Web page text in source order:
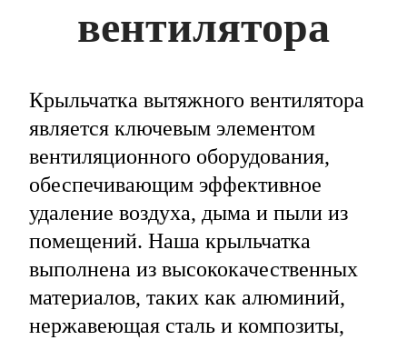
вентилятора
Крыльчатка вытяжного вентилятора
является ключевым элементом
вентиляционного оборудования,
обеспечивающим эффективное
удаление воздуха, дыма и пыли из
помещений. Наша крыльчатка
выполнена из высококачественных
материалов, таких как алюминий,
нержавеющая сталь и композиты,